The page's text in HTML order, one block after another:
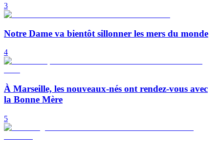
3
Notre Dame va bientôt sillonner les mers du monde
4
À Marseille, les nouveaux-nés ont rendez-vous avec
la Bonne Mère
5